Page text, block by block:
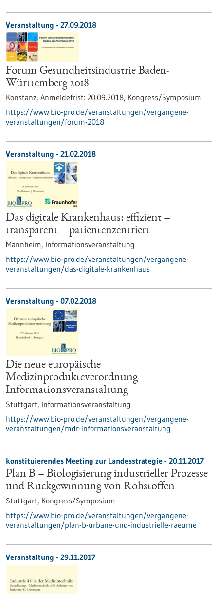
Veranstaltung - 27.09.2018
Forum Gesundheitsindustrie Baden-
Württemberg 2018
Konstanz, Anmeldefrist: 20.09.2018, Kongress/Symposium
https://www.bio-pro.de/veranstaltungen/vergangene-
veranstaltungen/forum-2018
Veranstaltung - 21.02.2018
Das digitale Krankenhaus: effizient –
transparent – patientenzentriert
Mannheim, Informationsveranstaltung
https://www.bio-pro.de/veranstaltungen/vergangene-
veranstaltungen/das-digitale-krankenhaus
Veranstaltung - 07.02.2018
Die neue europäische
Medizinprodukteverordnung –
Informationsveranstaltung
Stuttgart, Informationsveranstaltung
https://www.bio-pro.de/veranstaltungen/vergangene-
veranstaltungen/mdr-informationsveranstaltung
konstituierendes Meeting zur Landesstrategie - 20.11.2017
Plan B – Biologisierung industrieller Prozesse
und Rückgewinnung von Rohstoffen
Stuttgart, Kongress/Symposium
https://www.bio-pro.de/veranstaltungen/vergangene-
veranstaltungen/plan-b-urbane-und-industrielle-raeume
Veranstaltung - 29.11.2017